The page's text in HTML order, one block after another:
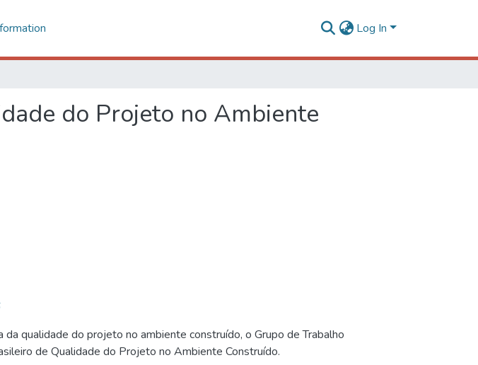
Log In
do Projeto no Ambiente
qualidade do projeto no ambiente construído, o Grupo de Trabalho
de Qualidade do Projeto no Ambiente Construído.